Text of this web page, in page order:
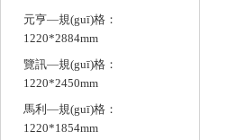
元亨—規(guī)格：
1220*2884mm
覽訊—規(guī)格：
1220*2450mm
馬利—規(guī)格：
1220*1854mm